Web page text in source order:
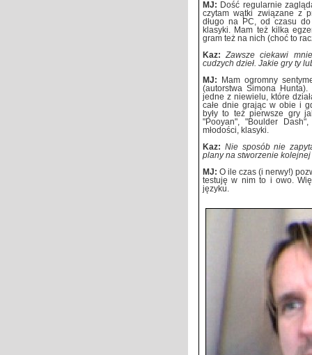
MJ: Dość regularnie
czytam wątki związane z
długo na PC, od czasu
klasyki. Mam też kilka
gram też na nich (choć to
Kaz:Zawsze ciekawi
cudzych dzieł. Jakie gry ty
MJ:
Mam ogromny
(autorstwa Simona Hunta).
jedne z niewielu, które
całe dnie grając w obie i
były to też pierwsze gry
"Pooyan", "Boulder
młodości, klasyki.
Kaz: Nie sposób nie
plany na stworzenie kolejnej
MJ: O ile czas (i nerwy!)
testuję w nim to i owo.
języku.